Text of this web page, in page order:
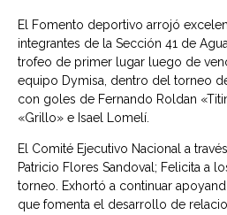
El Fomento deportivo arrojó
integrantes de la Sección 41 de
trofeo de primer lugar luego de
equipo Dymisa, dentro del torneo
con goles de Fernando Roldan
«Grillo» e Isael Lomelí.
El Comité Ejecutivo Nacional a
Patricio Flores Sandoval; Felicita a
torneo. Exhortó a continuar
que fomenta el desarrollo de